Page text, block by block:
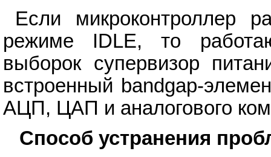
Если микроконтроллер
режиме IDLE, то
выборок супервизор
встроенный bandgap-
АЦП, ЦАП и аналогового
Способ устранения